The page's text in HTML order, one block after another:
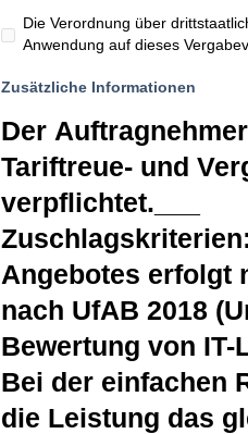
Die Verordnung über
Anwendung auf dieses
Zusätzliche Informationen
Der
Tariftreue- und
verpflichtet.___
Angebotes erfolgt
nach UfAB 2018
Bewertung von
Bei der einfachen
die Leistung das